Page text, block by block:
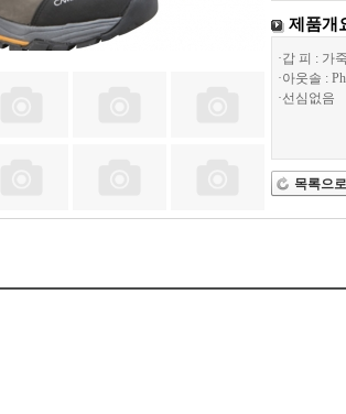
제품개
·갑 피 : 가
·아웃솔 :
·선심없음
목록으로